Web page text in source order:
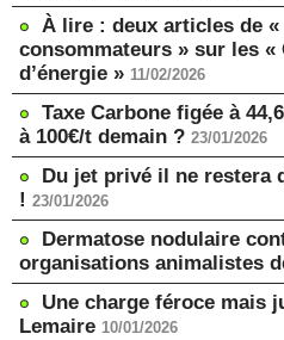
À lire : deux articles de
consommateurs » sur les «
d’énergie » 11/02/2026
Taxe Carbone figée à
à 100€/t demain ? 23/01/2026
Du jet privé il ne restera
! 23/01/2026
Dermatose nodulaire
organisations animalistes
Une charge féroce mais
Lemaire 10/01/2026